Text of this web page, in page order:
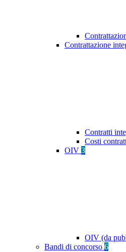
Contrattazione
Contratti
Costi
OIV 3
OIV (da
Bandi di concorso 6